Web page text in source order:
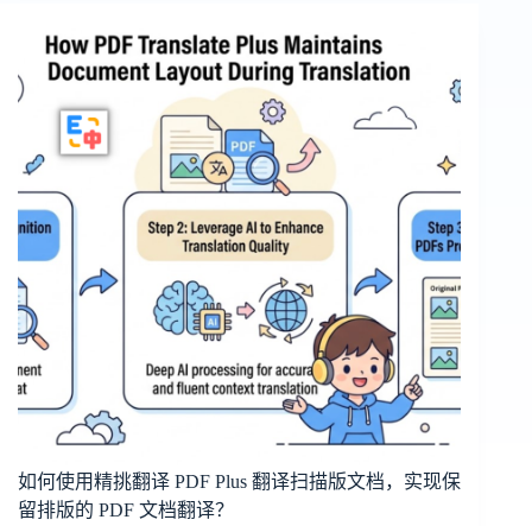
如何使用精挑翻译 PDF Plus 翻译扫描版文档，实现保
留排版的 PDF 文档翻译？